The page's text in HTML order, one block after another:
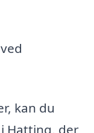
kan du
Hatting, der